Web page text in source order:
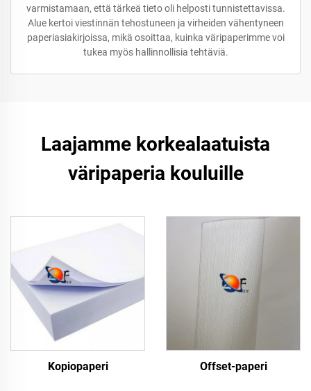
varmistamaan, että tärkeä tieto oli helposti tunnistettavissa.
Alue kertoi viestinnän tehostuneen ja virheiden vähentyneen
paperiasiakirjoissa, mikä osoittaa, kuinka väripaperimme voi
tukea myös hallinnollisia tehtäviä.
Laajamme korkealaatuista
väripaperia kouluille
Kopiopaperi Offset-paperi